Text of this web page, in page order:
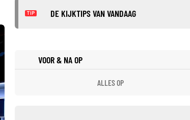
TIP DE KIJKTIPS VAN VANDAAG
VOOR & NA OP
ALLES OP